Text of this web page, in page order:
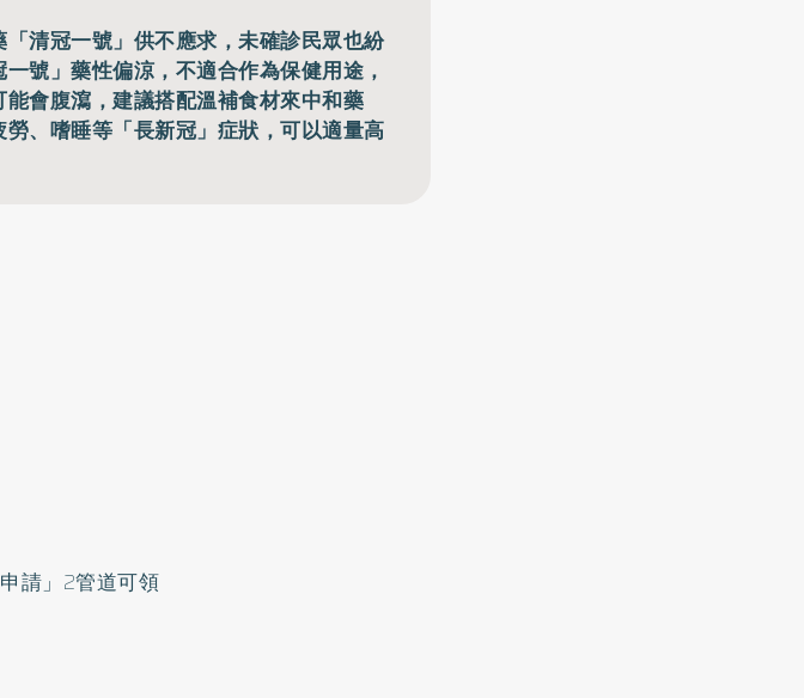
清冠一號」供不應求，未確診民眾也紛
號」藥性偏涼，不適合作為保健用途，
會腹瀉，建議搭配溫補食材來中和藥
、嗜睡等「長新冠」症狀，可以適量高
請」2管道可領